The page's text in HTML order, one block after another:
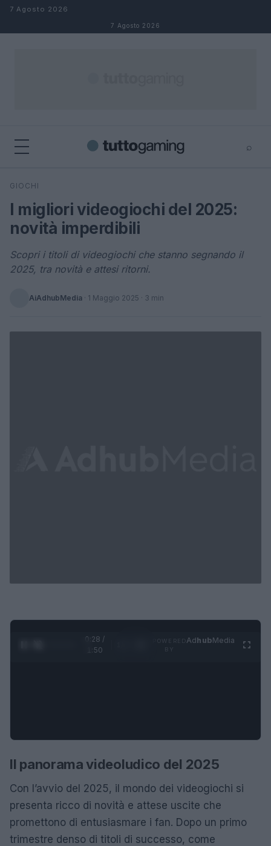
Salta al contenuto
7 Agosto 2026
7 Agosto 2026
⌕
Cerca
GIOCHI
I migliori videogiochi del 2025:
novità imperdibili
Scopri i titoli di videogiochi che stanno segnando il
2025, tra novità e attesi ritorni.
AiAdhubMedia · 1 Maggio 2025 · 3 min
0:28 /
1:50
AdhubMedia
Il panorama videoludico del 2025
Con l’avvio del 2025, il mondo dei videogiochi si
presenta ricco di novità e attese uscite che
promettono di entusiasmare i fan. Dopo un primo
trimestre denso di titoli di successo, come